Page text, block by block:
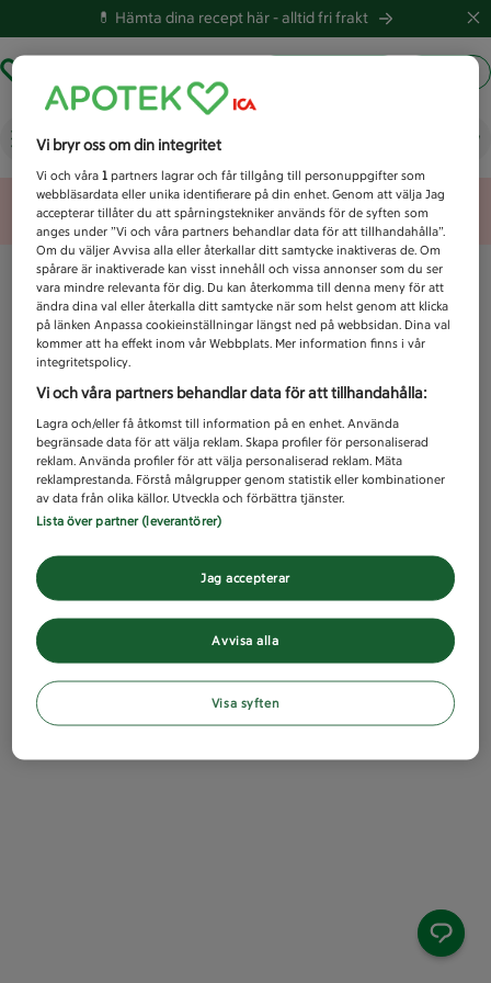
💊 Hämta dina recept här -alltid fri frakt
Vad letar du efter idag?
Unknown error
Vi bryr oss om din integritet
Vi och våra1 partners lagrar och får tillgång till personuppgifter som
webbläsardata eller unika identifierare på din enhet. Genom att välja Jag
accepterar tillåter du att spårningstekniker används för de syften som
anges under ”Vi och våra partners behandlar data för att tillhandahålla”.
Om du väljer Avvisa alla eller återkallar ditt samtycke inaktiveras de. Om
spårare är inaktiverade kan visst innehåll och vissa annonser som du ser
vara mindre relevanta för dig. Du kan återkomma till denna meny för att
ändra dina val eller återkalla ditt samtycke när som helst genom att klicka
på länken Anpassa cookieinställningar längst ned på webbsidan. Dina val
kommer att ha effekt inom vår Webbplats. Mer information finns i vår
integritetspolicy.
Vi och våra partners behandlar data för att tillhandahålla:
Lagra och/eller få åtkomst till information på en enhet. Använda
begränsade data för att välja reklam. Skapa profiler för personaliserad
reklam. Använda profiler för att välja personaliserad reklam. Mäta
reklamprestanda. Förstå målgrupper genom statistik eller kombinationer
av data från olika källor. Utveckla och förbättra tjänster.
Lista över partner (leverantörer)
Avvisa alla
Jag accepterar
Visa syften